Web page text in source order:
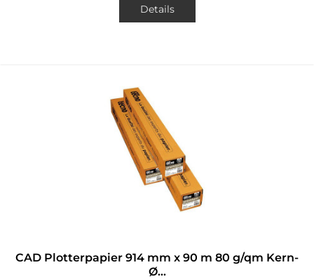
Details
CAD Plotterpapier 914 mm x 90 m 80 g/qm Kern-
Ø...